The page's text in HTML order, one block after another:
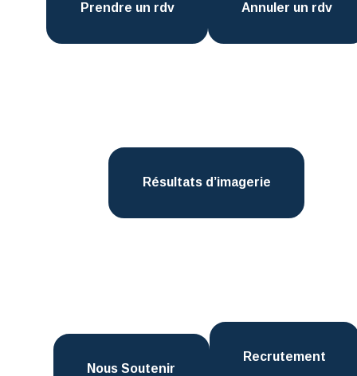
Prendre un rdv Annuler un rdv
Résultats d’imagerie
Nous Soutenir
Recrutement